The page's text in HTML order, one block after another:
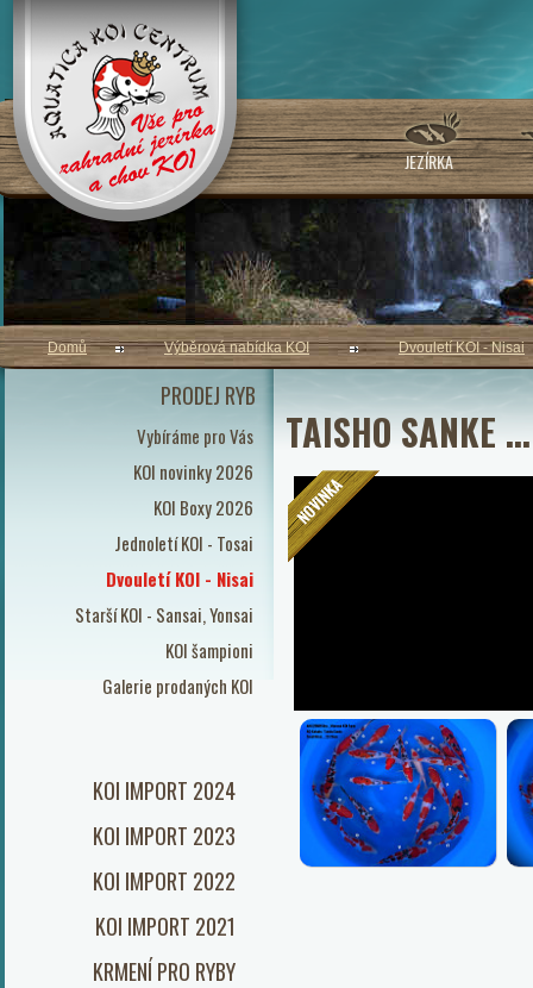
JEZÍRKA
PRODEJ RYB
Vybíráme pro Vás
KOI novinky 2026
KOI Boxy 2026
Jednoletí KOI - Tosai
Dvouletí KOI - Nisai
Starší KOI - Sansai, Yonsai
KOI šampioni
Galerie prodaných KOI
KOI IMPORT 2024
KOI IMPORT 2023
KOI IMPORT 2022
KOI IMPORT 2021
KRMENÍ PRO RYBY
Domů Výběrová nabídka KOI Dvouletí KOI - Nisai
TAISHO SANKE